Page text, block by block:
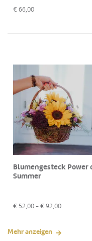
€ 66,00
Blumengesteck Power
Summer
€ 52,00 - € 92,00
Mehr anzeigen